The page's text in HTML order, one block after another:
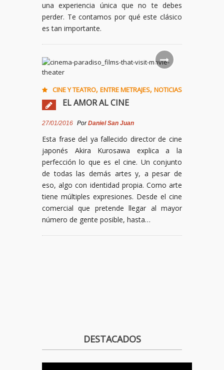
una experiencia única que no te debes
perder. Te contamos por qué este clásico
es tan importante.
CINE Y TEATRO, ENTRE METRAJES, NOTICIAS
EL AMOR AL CINE
27/01/2016 PorDaniel San Juan
Esta frase del ya fallecido director de cine
japonés Akira Kurosawa explica a la
perfección lo que es el cine. Un conjunto
de todas las demás artes y, a pesar de
eso, algo con identidad propia. Como arte
tiene múltiples expresiones. Desde el cine
comercial que pretende llegar al mayor
número de gente posible, hasta…
DESTACADOS